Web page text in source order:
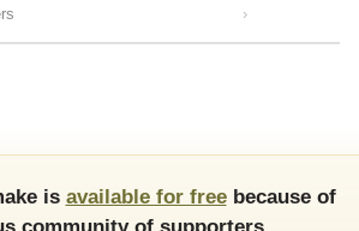
›
is available for freebecause of